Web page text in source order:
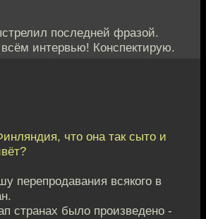
последней фразой.
интервью! Конспектирую.
что она так сыто и
перепродавания всякого в
странах было произведено -